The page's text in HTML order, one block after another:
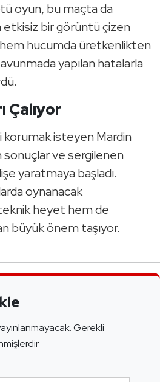
oyun, bu maçta da
bir görüntü çizen
hem hücumda üretkenlikten
yapılan hatalarla
Çalıyor
korumak isteyen Mardin
sonuçlar ve sergilenen
yaratmaya başladı.
oynanacak
heyet hem de
büyük önem taşıyor.
Gerekli